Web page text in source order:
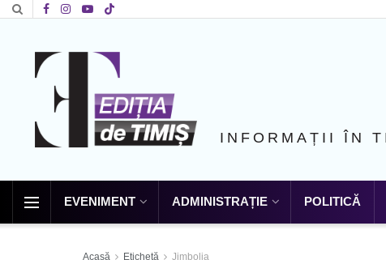
INFORMAȚII ÎN
EVENIMENT ADMINISTRAȚIE POLITICĂ
Acasă Etichetă Jimbolia